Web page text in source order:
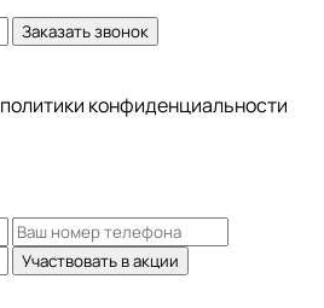
Заказать звонок
политики конфиденциальности
Участвовать в акции